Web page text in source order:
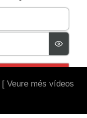
[ Veure més vídeos